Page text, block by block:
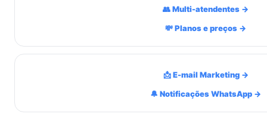
👥 Multi-atendentes →
💸 Planos e preços →
📩 E-mail Marketing →
🔔 Notificações WhatsApp →